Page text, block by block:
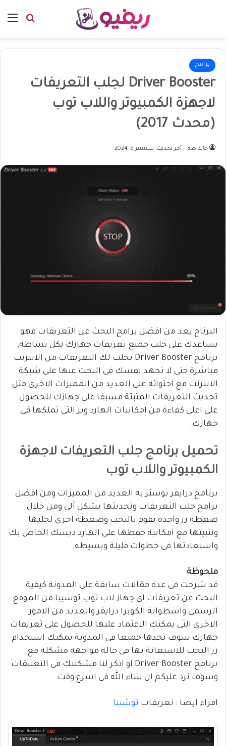
بحث
برامج
Driver Booster لجلب التعريفات
لاجهزة الكمبيوتر واللاب توب
(محدث 2017)
خالد طه آخر تحديث: سبتمبر 6, 2024
البرناج يعد من افضل برامج البحث عن التعريفات فهو
يساعدك على جلب جميع تعريفات جهازك بكل بساطة,
برنامج Driver Booster يجلب لك التعريفات من الانترنت
مباشرة حتى لا تجهد نفسك فى البحث عنها على شبكة
الانترنت مع احتوائة على العديد من المميزات الاخرى مثل
تحديث التعريفات المثبتة مسبقا على جهازك للحصول
على اعلى كفاءة من امكانيات الهارد وير التى تملكها فى
جهازك.
تحميل برنامج جلب التعريفات لاجهزة
الكمبيوتر واللاب توب
برنامج درايفر بوستر به العديد من المميزات ومن افضل
برامج جلب التعريفات وتحديثها بشكل آلى ومن خلال
ضغطة زر واحدة يقوم بالبحث وضغطة اخرى لجلبها
وتثبيتها مع امكانية حفظها على الهارد ديسك الخاص بك
واستعادتها فى خطوات قليلة وبسيطه.
ملحوظة
قد شرحت فى عدة مقالات سابقة على المدونة كيفية
البحث عن تعريفات اى جهاز لاب توب توشيبا من الموقع
الرسمى واسطوانة الكوبرا درايفر والعديد من الامور
الاخرى التى يمكنك الاعتماد عليها للحصول على تعريفات
جهازك سوف تجدها جميعا فى المدونة يمكنك استخدام
زر البحث للاستعانة بها فى حالة مواجهة مشكلة مع
برنامج Driver Booster او اذكر لنا مشكلتك فى التعليقات
وسوف نرد عليكم ان شاء الله فى اسرع وقت.
اقراء ايضا : تعريفات توشيبا